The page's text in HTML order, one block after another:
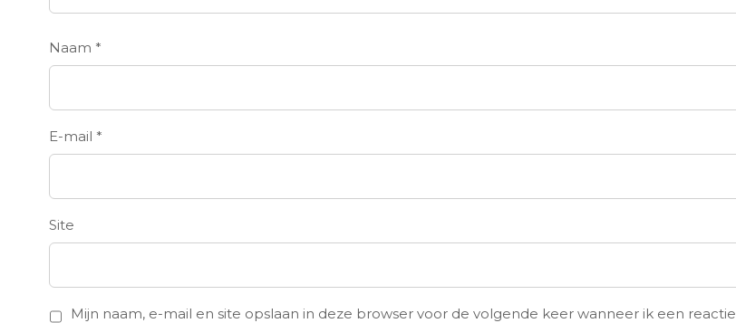
Naam *
E-mail *
Site
Mijn naam, e-mail en site opslaan in deze browser voor de volgende keer wanneer ik een reactie